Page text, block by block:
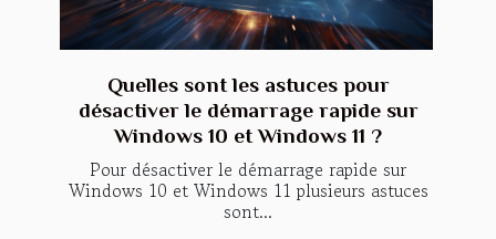
Quelles sont les astuces pour
désactiver le démarrage rapide sur
Windows 10 et Windows 11 ?
Pour désactiver le démarrage rapide sur
Windows 10 et Windows 11 plusieurs astuces
sont...